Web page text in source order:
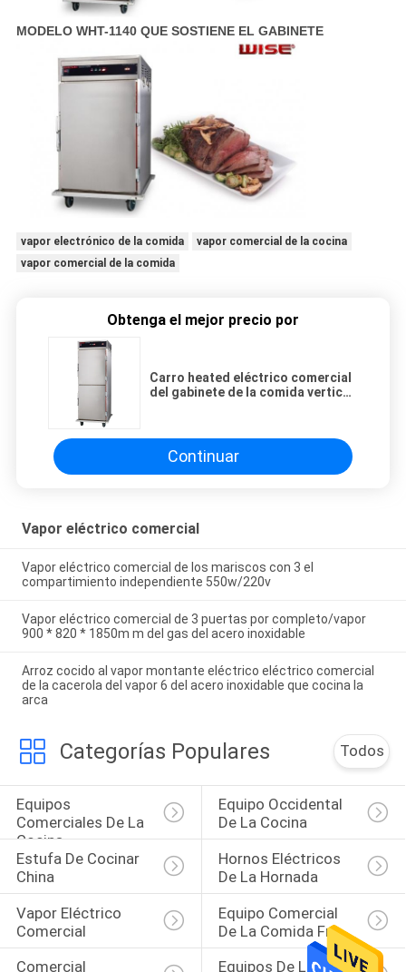
MODELO WHT-1140 QUE SOSTIENE EL GABINETE
vapor electrónico de la comida
vapor comercial de la cocina
vapor comercial de la comida
Obtenga el mejor precio por
Carro heated eléctrico comercial
del gabinete de la comida vertical
Continuar
Vapor eléctrico comercial
Vapor eléctrico comercial de los mariscos con 3 el
compartimiento independiente 550w/220v
Vapor eléctrico comercial de 3 puertas por completo/vapor
900 * 820 * 1850m m del gas del acero inoxidable
Arroz cocido al vapor montante eléctrico eléctrico comercial
de la cacerola del vapor 6 del acero inoxidable que cocina la
arca
Categorías Populares Todos
Equipos
Comerciales De La
Cocina
Equipo Occidental
De La Cocina
Estufa De Cocinar
China
Hornos Eléctricos
De La Hornada
Vapor Eléctrico
Comercial
Equipo Comercial
De La Comida Fría
Comercial
Equipos De La